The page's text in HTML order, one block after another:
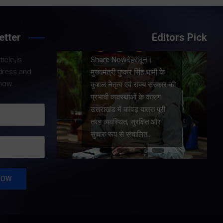
is
and
Editors Pick
के
की
Share Nowदेहरादून।
मुख्यमंत्री पुष्कर सिंह धामी ने
प्रदेश में शहरी आधारभूत
सुविधाओं के सुदृढ़ीकरण तथा
जीआईएस आधारित जल-निकासी
योजना के लिए कुल 1967 करोड़
की वित्तीय स्वीकृति प्रदान की है।
…